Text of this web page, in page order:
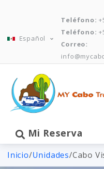
Español
Teléfono:
Teléfono:
Correo:
Mi Reserva
Inicio/Unidades/Cabo